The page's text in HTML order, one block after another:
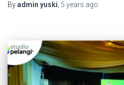
Byadmin yuski, 5 years ago